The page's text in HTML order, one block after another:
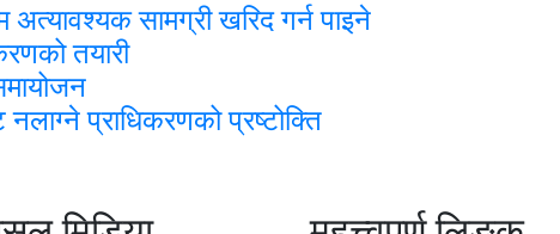
सामग्री खरिद गर्न पाइने
तयारी
प्राधिकरणको प्रष्टोक्ति